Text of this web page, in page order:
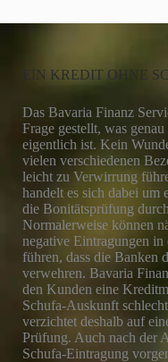
EIN KREDIT OHNE
Das Bavaria Finanz
Frage gestellt, was
eigentlich ist. Kein
vielen verschiedenen
leicht zu Verwirrung
handelt es sich dabei
die Bonitätsprüfung
Normalerweise können
negative Eintragungen in
führen, dass die Banken
verwehren. Bavaria
den Kunden eine
Schufa-Auskunft
verzichtet deshalb auf
Prüfung. Auch nach der
Schufa-Eintragung